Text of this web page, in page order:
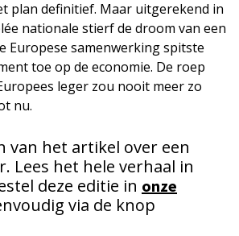
plan definitief. Maar uitgerekend in
nationale stierf de droom van een
Europese samenwerking spitste
toe op de economie. De roep
leger zou nooit meer zo
nu.
van het artikel over een
Lees het hele verhaal in
deze editie in onze
via de knop